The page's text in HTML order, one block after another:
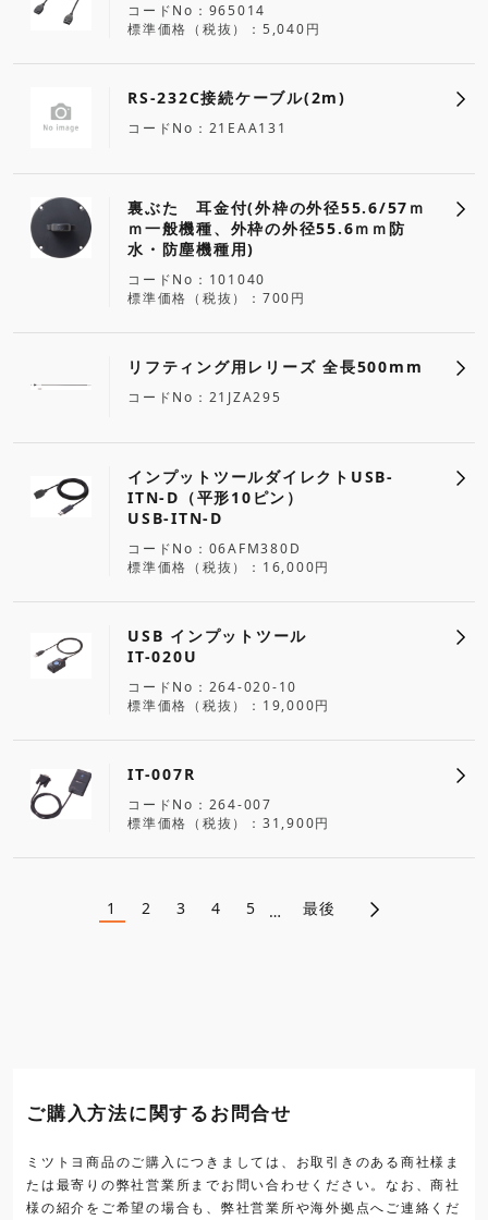
コードNo
965014
標準価格（税抜）
5,040円
RS-232C接続ケーブル(2m)
コードNo 21EAA131
裏ぶた 耳金付(外枠の外径55.6/57ｍ
ｍ一般機種、外枠の外径55.6ｍｍ防
水・防塵機種用)
コードNo
101040
標準価格（税抜）
700円
リフティング用レリーズ 全長500mm
コードNo 21JZA295
インプットツールダイレクトUSB-
ITN-D（平形10ピン）
USB-ITN-D
コードNo
06AFM380D
標準価格（税抜）
16,000円
USB インプットツール
IT-020U
コードNo
264-020-10
標準価格（税抜）
19,000円
IT-007R
コードNo
264-007
標準価格（税抜）
31,900円
カ
1
ペ
2
ペ
3
ペ
4
ペ
5 … 最後
ご購入方法に関するお問合せ
ミツトヨ商品のご購入につきましては、お取引きのある商社様ま
たは最寄りの弊社営業所までお問い合わせください。なお、商社
様の紹介をご希望の場合も、弊社営業所や海外拠点へご連絡くだ